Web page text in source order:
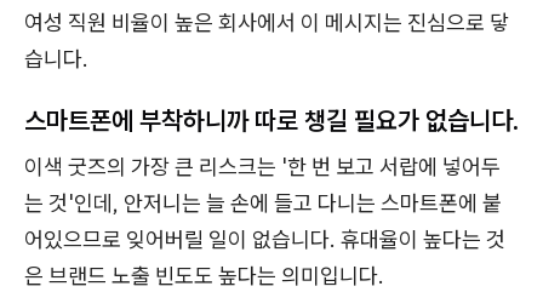
여성 직원 비율이 높은 회사에서 이 메시지는 진심으로 닿
습니다.
스마트폰에 부착하니까 따로 챙길 필요가 없습니다.
이색 굿즈의 가장 큰 리스크는 '한 번 보고 서랍에 넣어두
는 것'인데, 안저니는 늘 손에 들고 다니는 스마트폰에 붙
어있으므로 잊어버릴 일이 없습니다. 휴대율이 높다는 것
은 브랜드 노출 빈도도 높다는 의미입니다.